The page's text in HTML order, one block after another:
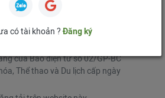
Chí Tùng Lê Trọng Minh
của Báo điện tử số 02/GP-BC
Thể thao và Du lịch cấp ngày
có tài khoản ?Đăng ký